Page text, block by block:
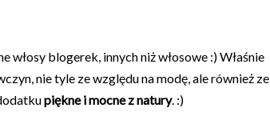
blogerek, innych niż włosowe :) Właśnie
nie tyle ze względu na modę, ale również ze
piękne i mocne z natury. :)